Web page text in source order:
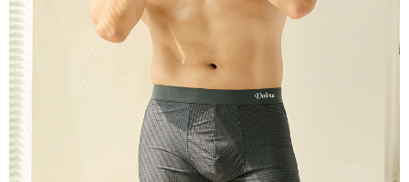
3. Jumlah kelulusan sebenar, bilangan ansuran dan jumlah bayaran
adalah berdasarkan halaman pengesahan transaksi seterusnya.
4. Dalam masa 30 minit selepas pesanan ditubuhkan, jika tidak pergi
untuk mengesahkan transaksi atau jika tidak lulus semakan, pesanan
akan dibatalkan secara automatik. Jika terdapat situasi "pindah untuk
semakan khusus" yang tidak lulus, ini menunjukkan bahawa sistem
penilaian tidak mencukupi, tiada penjelasan mengenai kandungan
penilaian boleh diberikan.
【Penerangan Kaedah Pembayaran】
1. Pembayaran ansuran tidak digabungkan dalam bil telekomunikasi,